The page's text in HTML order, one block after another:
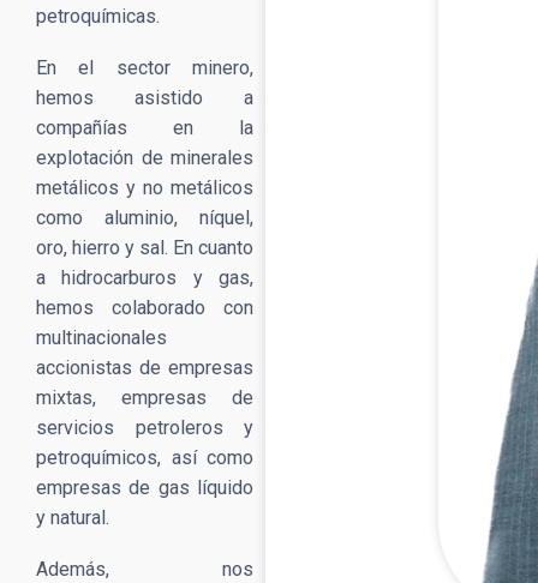
petroquímicas.
En el sector minero,
hemos asistido a
compañías en la
explotación de minerales
metálicos y no metálicos
como aluminio, níquel,
oro, hierro y sal. En cuanto
a hidrocarburos y gas,
hemos colaborado con
multinacionales
accionistas de empresas
mixtas, empresas de
servicios petroleros y
petroquímicos, así como
empresas de gas líquido
y natural.
Además, nos